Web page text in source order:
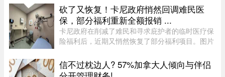
任何美国产品。根据省长 Christine Fréchette 办公
室周五发表的声明，在 ...
砍了又恢复！卡尼政府悄然回调难民医
保，部分福利重新全额报销 ...
卡尼政府在削减了难民和寻求庇护者的临时医疗保
险福利后，近期又悄然恢复了部分福利项目。图片
预算承诺削减资金，调整了为已安置的难民和等待
获得省或地区医保的庇护申 ...
信不过枕边人? 57%加拿大人倾向与伴侣